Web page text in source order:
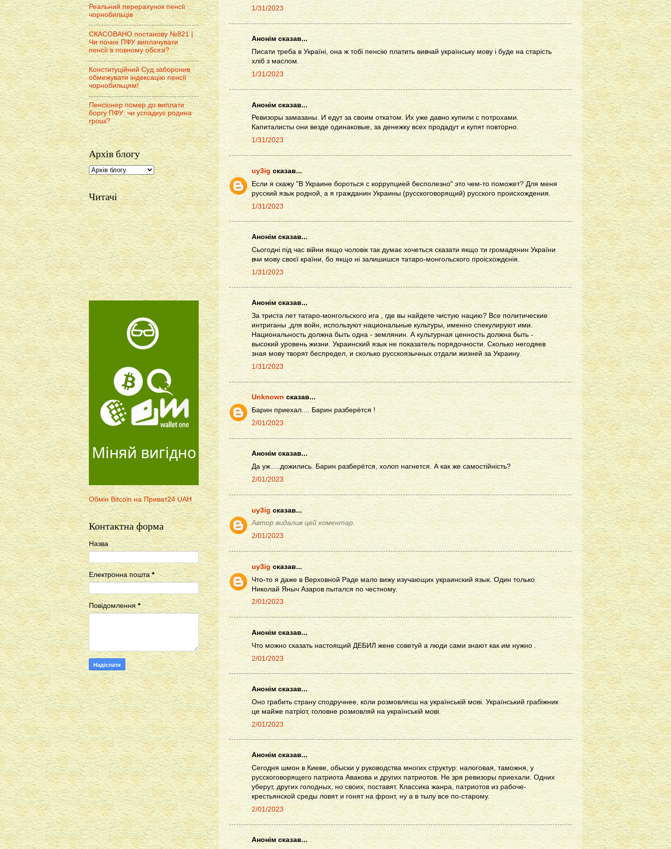
1/31/2023
Анонім сказав...
Писати треба в Україні, она ж тобі пенсію платить вивчай українську мову і буде на старість
хліб з маслом.
1/31/2023
Анонім сказав...
Ревизоры замазаны. И едут за своим откатом. Их уже давно купили с потрохами.
Капиталисты они везде одинаковые, за денежку всех продадут и купят повторно.
1/31/2023
uy3ig сказав...
Если я скажу "В Украине бороться с коррупцией бесполезно" это чем-то поможет? Для меня
русский язык родной, а я гражданин Украины (русскоговорящий) русского происхождения.
1/31/2023
Анонім сказав...
Сьогодні під час війни якщо чоловік так думає хочеться сказати якщо ти громадянин України
вчи мову своєї країни, бо якщо ні залишишся татаро-монгольского проісхождєнія.
1/31/2023
Анонім сказав...
За триста лет татаро-монгольского ига , где вы найдете чистую нацию? Все политические
интриганы ,для войн, используют национальные культуры, именно спекулируют ими.
Национальность должна быть одна - землянин. А культурная ценность должна быть -
высокий уровень жизни. Украинский язык не показатель порядочности. Сколько негодяев
зная мову творят беспредел, и сколько русскоязычных отдали жизней за Украину.
1/31/2023
Unknown сказав...
Барин приехал.... Барин разберётся !
2/01/2023
Анонім сказав...
Да уж.....дожились. Барин разберётся, холоп нагнется. А как же самостійність?
2/01/2023
uy3ig сказав...
Автор видалив цей коментар.
2/01/2023
uy3ig сказав...
Что-то я даже в Верховной Раде мало вижу изучающих украинский язык. Один только
Николай Яныч Азаров пытался по честному.
2/01/2023
Анонім сказав...
Что можно сказать настоящий ДЕБИЛ жене советуй а люди сами знают как им нужно .
2/01/2023
Анонім сказав...
Оно грабить страну сподручнее, коли розмовляєш на українській мові. Український грабіжник
це майже патріот, головне розмовляй на українській мові.
2/01/2023
Анонім сказав...
Сегодня шмон в Киеве, обыски у руководства многих структур: налоговая, таможня, у
русскоговорящего патриота Авакова и других патриотов. Не зря ревизоры приехали. Одних
уберут, других голодных, но своих, поставят. Классика жанра, патриотов из рабоче-
крестьянской среды ловят и гонят на фронт, ну а в тылу все по-старому.
2/01/2023
Анонім сказав...
Реальний перерахунок пенсії
чорнобильців
СКАСОВАНО постанову №821 |
Чи почне ПФУ виплачувати
пенсії в повному обсязі?
Конституційний Суд заборонив
обмежувати індексацію пенсії
чорнобильцям!
Пенсіонер помер до виплати
боргу ПФУ: чи успадкує родина
гроші?
Архів блогу
Читачі
Міняй вигідно
Обмін Bitcoin на Приват24 UAH
Контактна форма
Назва
Електронна пошта*
Повідомлення*